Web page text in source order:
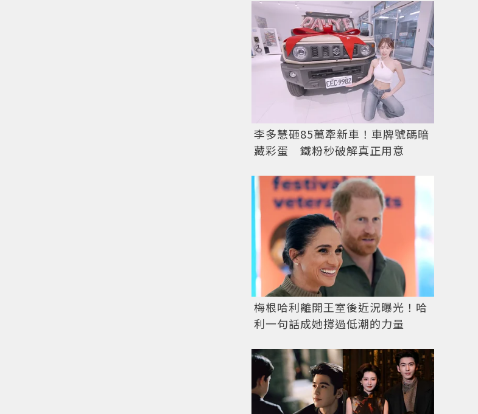
李多慧砸85萬牽新車！車牌號碼暗
藏彩蛋 鐵粉秒破解真正用意
梅根哈利離開王室後近況曝光！哈
利一句話成她撐過低潮的力量